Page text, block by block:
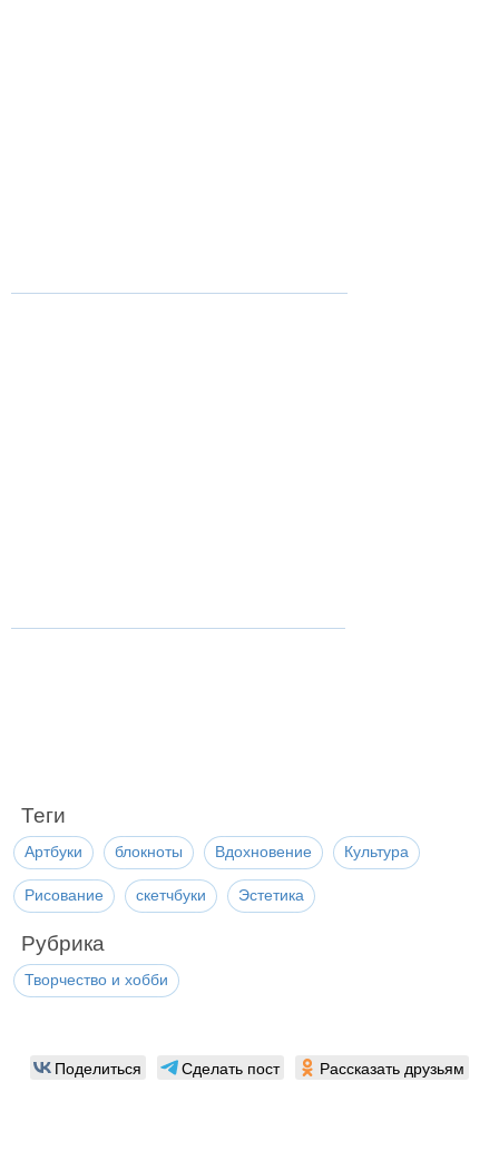
Теги
Артбуки блокноты Вдохновение Культура
Рисование скетчбуки Эстетика
Рубрика
Творчество и хобби
Поделиться Сделать пост Рассказать друзьям